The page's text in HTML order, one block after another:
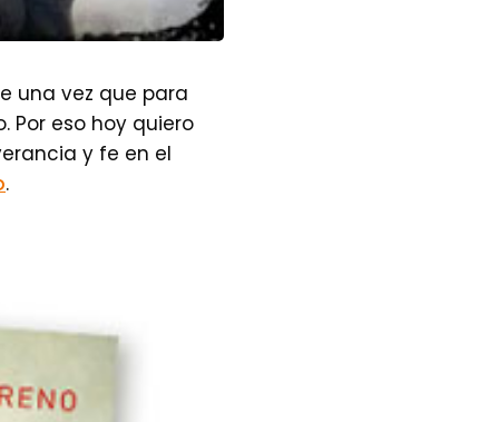
una vez que para
eso hoy quiero
y fe en el
.